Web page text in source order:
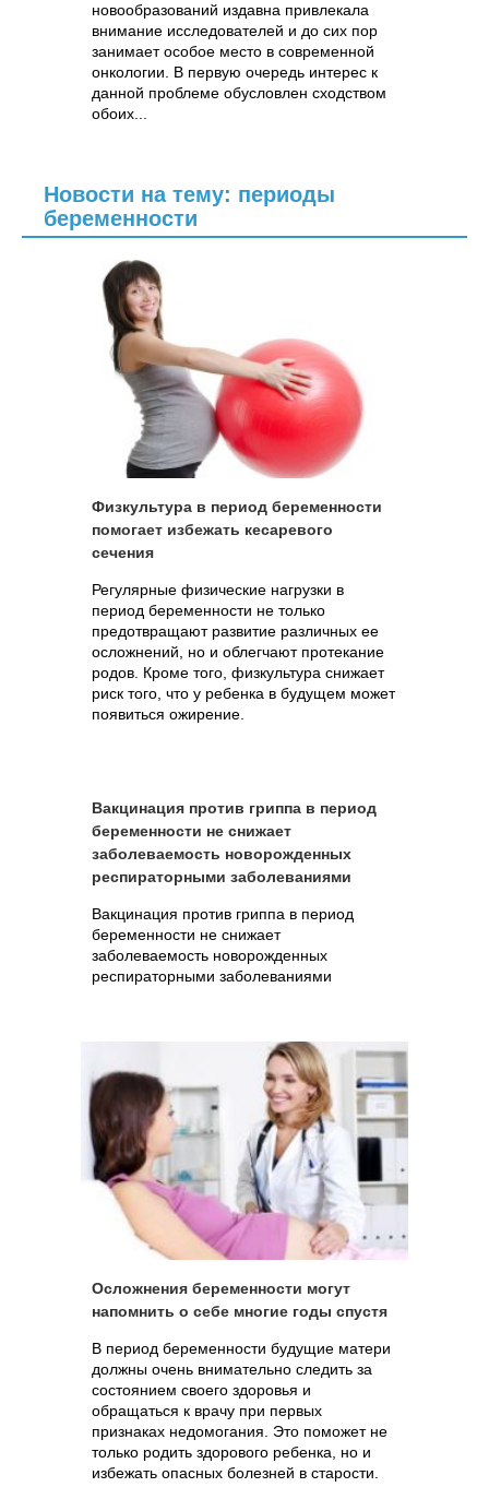
новообразований издавна привлекала
внимание исследователей и до сих пор
занимает особое место в современной
онкологии. В первую очередь интерес к
данной проблеме обусловлен сходством
обоих...
Новости на тему: периоды
беременности
Физкультура в период беременности
помогает избежать кесаревого
сечения
Регулярные физические нагрузки в
период беременности не только
предотвращают развитие различных ее
осложнений, но и облегчают протекание
родов. Кроме того, физкультура снижает
риск того, что у ребенка в будущем может
появиться ожирение.
Вакцинация против гриппа в период
беременности не снижает
заболеваемость новорожденных
респираторными заболеваниями
Вакцинация против гриппа в период
беременности не снижает
заболеваемость новорожденных
респираторными заболеваниями
Осложнения беременности могут
напомнить о себе многие годы спустя
В период беременности будущие матери
должны очень внимательно следить за
состоянием своего здоровья и
обращаться к врачу при первых
признаках недомогания. Это поможет не
только родить здорового ребенка, но и
избежать опасных болезней в старости.